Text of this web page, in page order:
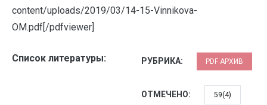
content/uploads/2019/03/14-15-Vinnikova-
OM.pdf[/pdfviewer]
Список литературы: РУБРИКА: PDF АРХИВ
ОТМЕЧЕНО: 59(4)